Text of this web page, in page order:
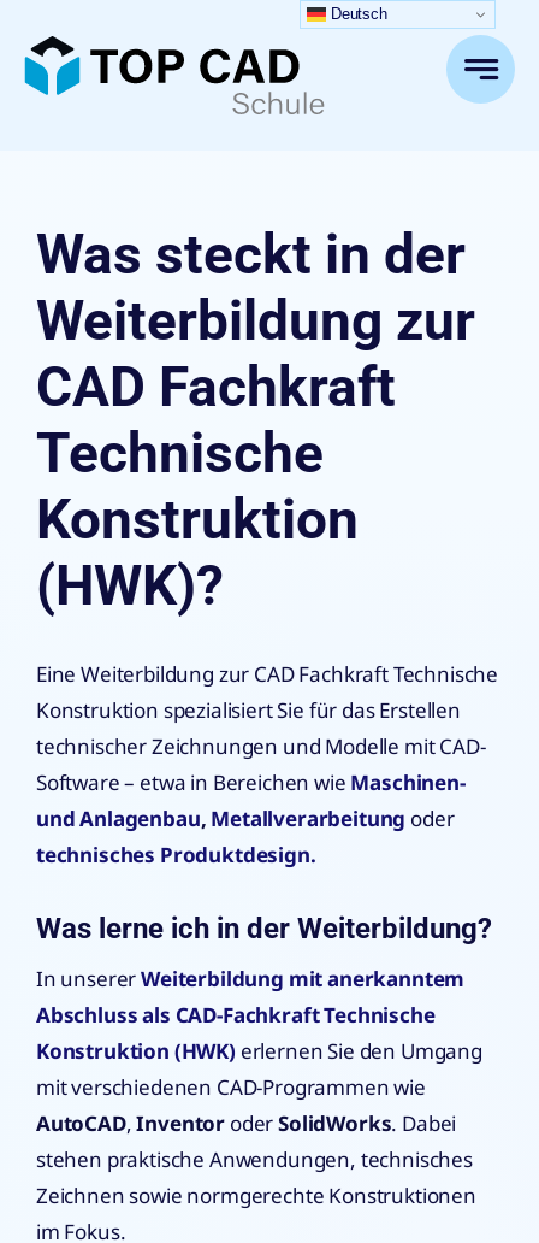
Inhalt
springen
Was steckt in der
Weiterbildung zur
CAD Fachkraft
Technische
Konstruktion
(HWK)?
Eine Weiterbildung zur CAD Fachkraft Technische
Konstruktion spezialisiert Sie für das Erstellen
technischer Zeichnungen und Modelle mit CAD-
Software – etwa in Bereichen wie Maschinen-
und Anlagenbau, Metallverarbeitung oder
technisches Produktdesign.
Was lerne ich in der Weiterbildung?
In unsererWeiterbildung mit anerkanntem
Abschluss als CAD-Fachkraft Technische
Konstruktion (HWK) erlernen Sie den Umgang
mit verschiedenen CAD-Programmen wie
AutoCAD,Inventor oderSolidWorks. Dabei
stehen praktische Anwendungen, technisches
Zeichnen sowie normgerechte Konstruktionen
im Fokus.
Deutsch